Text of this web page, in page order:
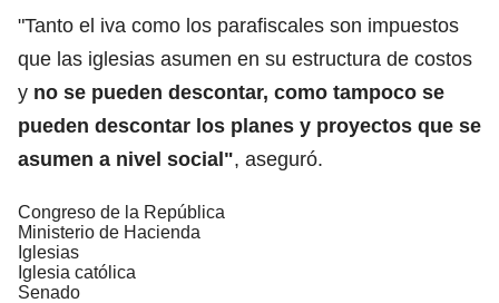
"Tanto el iva como los parafiscales son impuestos
que las iglesias asumen en su estructura de costos
y no se pueden descontar, como tampoco se
pueden descontar los planes y proyectos que se
asumen a nivel social", aseguró.
Congreso de la República
Ministerio de Hacienda
Iglesias
Iglesia católica
Senado